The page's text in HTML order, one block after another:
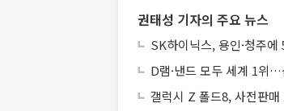
권태성 기자의 주요 뉴스
SK하이닉스, 용인·청주
D램·낸드 모두 세계 1위
갤럭시 Z 폴드8, 사전판